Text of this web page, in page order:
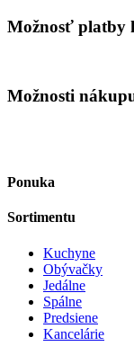
Možnosť platby
Možnosti
Ponuka
Sortimentu
Kuchyne
Obývačky
Jedálne
Spálne
Predsiene
Kancelárie